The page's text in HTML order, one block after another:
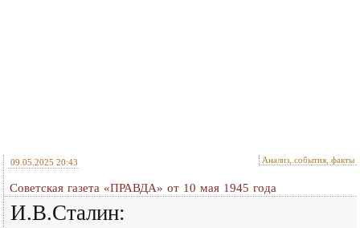
09.05.2025 20:43 Анализ, события, факты
Советская газета «ПРАВДА» от 10 мая 1945 года
И.В.Сталин: